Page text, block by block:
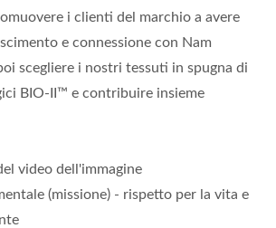
i clienti del marchio a avere
e connessione con Nam
scegliere i nostri tessuti in spugna di
BIO-II™ e contribuire insieme
video dell'immagine
(missione) - rispetto per la vita e